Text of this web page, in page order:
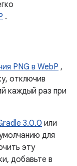
.
PNG в WebP ,
отключив
каждый раз при
3.0.0 или
для
эту
добавьте в